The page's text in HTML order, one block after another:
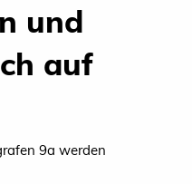
und
auf
9a werden